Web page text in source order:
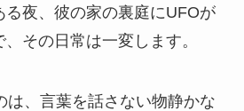
る夜、彼の家の裏庭にUFOが
その日常は一変します。
は、言葉を話さない物静かな